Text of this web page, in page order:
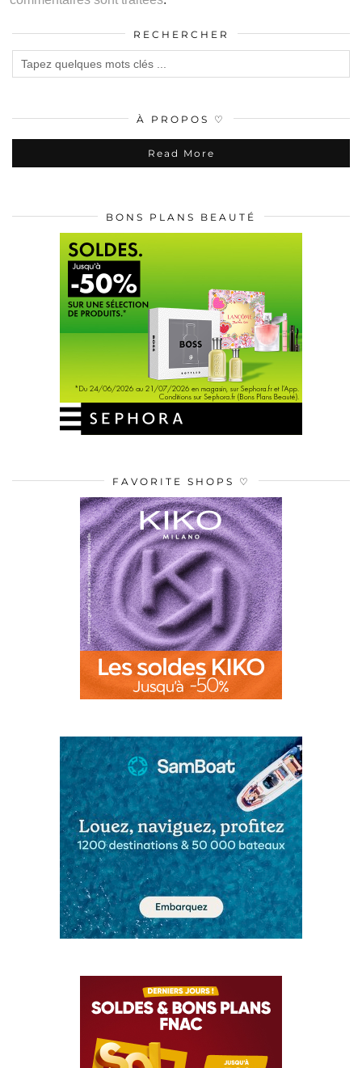
RECHERCHER
À PROPOS ♡
Read More
BONS PLANS BEAUTÉ
FAVORITE SHOPS ♡